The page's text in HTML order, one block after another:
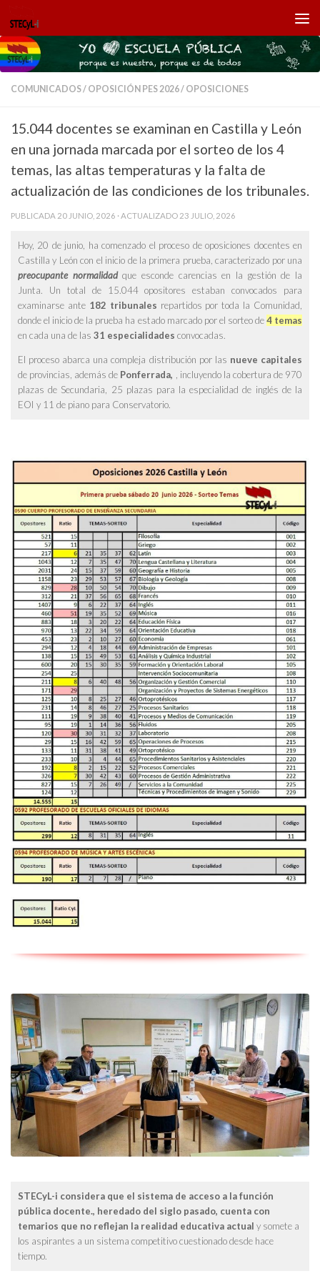
Saltar al contenido
COMUNICADOS/ OPOSICIÓN PES 2026/ OPOSICIONES
15.044 docentes se examinan en Castilla y León
en una jornada marcada por el sorteo de los 4
temas, las altas temperaturas y la falta de
actualización de las condiciones de los tribunales.
PUBLICADA 20 JUNIO, 2026 · ACTUALIZADO 23 JULIO, 2026
Hoy, 20 de junio, ha comenzado el proceso de oposiciones docentes en
Castilla y León con el inicio de la primera prueba, caracterizado por una
preocupante normalidadque esconde carencias en la gestión de la
Junta. Un total de 15.044 opositores estaban convocados para
examinarse ante 182 tribunales repartidos por toda la Comunidad,
donde el inicio de la prueba ha estado marcado por el sorteo de4 temas
en cada una de las 31 especialidades convocadas.
El proceso abarca una compleja distribución por las nueve capitales
de provincias, además de Ponferrada, , incluyendo la cobertura de 970
plazas de Secundaria, 25 plazas para la especialidad de inglés de la
EOI y 11 de piano para Conservatorio.
STECyL-i considera que el sistema de acceso a la función
pública docente., heredado del siglo pasado, cuenta con
temarios que no reflejan la realidad educativa actual y somete a
los aspirantes a un sistema competitivo cuestionado desde hace
tiempo.